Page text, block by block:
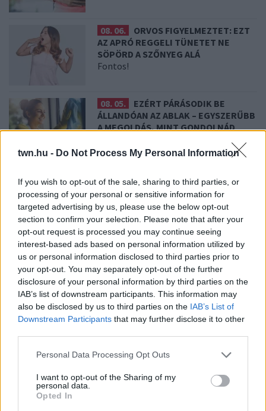
twn.hu - Do Not Process My Personal Information
If you wish to opt-out of the sale, sharing to third parties, or
processing of your personal or sensitive information for
targeted advertising by us, please use the below opt-out
section to confirm your selection. Please note that after your
opt-out request is processed you may continue seeing
interest-based ads based on personal information utilized by
us or personal information disclosed to third parties prior to
your opt-out. You may separately opt-out of the further
disclosure of your personal information by third parties on the
IAB’s list of downstream participants. This information may
also be disclosed by us to third parties on the IAB’s List of
Downstream Participants that may further disclose it to other
Please note that this website/app uses one or more Google
not limited to your visit or usage behaviour. You may click to
grant or deny consent to Google and its third-party tags to
use your data for below specified purposes in below Google
Personal Data Processing Opt Outs
I want to opt-out of the Sharing of my
personal data.
Opted In
08. 06.
ORVOS FIGYELMEZTET: EZT
AZ APRÓ REGGELI TÜNETET NE
SÖPÖRD A SZŐNYEG ALÁ
Fontos!
08. 05.
EZÉRT PÁRÁSODIK BE
ÁLLANDÓAN AZ ABLAK – EGYSZERŰBB
A MEGOLDÁS, MINT GONDOLNÁD
08. 04.
NEM ECETTEL ÉS NEM SZÓDABIKARBÓNÁVAL:
EZZEL LESZ ÚJRA CSILLOGÓ A VÍZKÖVES CSAP
A legjobb trükk
08. 03.
HA MINDIG EZT A MONDATOT HASZNÁLOD, AZ
RENDKÍVÜL MAGAS ÉRZELMI INTELLIGENCIÁRA UTALHAT
Te szoktad?
08. 02.
SOKAN ROSSZUL TÁROLJÁK A GYÓGYSZEREIKET –
EMIATT CSÖKKENHET A HATÁSUK
Érdemes odafigyelni rá
08. 01.
EGYRE TÖBB FIATALNÁL JELENTKEZIK EZ A